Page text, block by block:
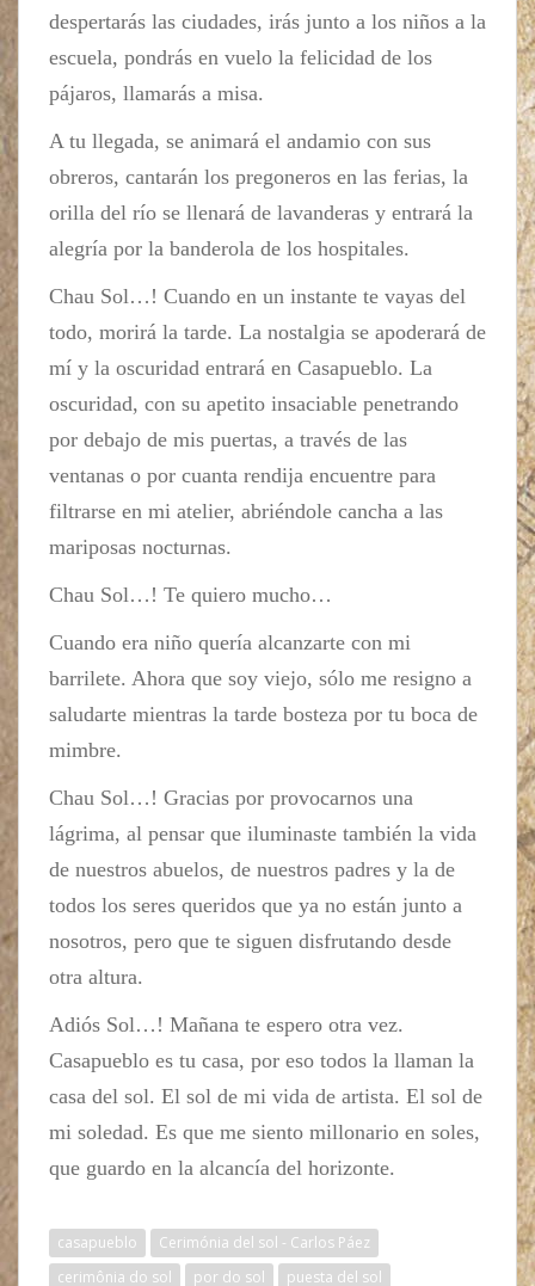
despertarás las ciudades, irás junto a los niños a la
escuela, pondrás en vuelo la felicidad de los
pájaros, llamarás a misa.
A tu llegada, se animará el andamio con sus
obreros, cantarán los pregoneros en las ferias, la
orilla del río se llenará de lavanderas y entrará la
alegría por la banderola de los hospitales.
Chau Sol…! Cuando en un instante te vayas del
todo, morirá la tarde. La nostalgia se apoderará de
mí y la oscuridad entrará en Casapueblo. La
oscuridad, con su apetito insaciable penetrando
por debajo de mis puertas, a través de las
ventanas o por cuanta rendija encuentre para
filtrarse en mi atelier, abriéndole cancha a las
mariposas nocturnas.
Chau Sol…! Te quiero mucho…
Cuando era niño quería alcanzarte con mi
barrilete. Ahora que soy viejo, sólo me resigno a
saludarte mientras la tarde bosteza por tu boca de
mimbre.
Chau Sol…! Gracias por provocarnos una
lágrima, al pensar que iluminaste también la vida
de nuestros abuelos, de nuestros padres y la de
todos los seres queridos que ya no están junto a
nosotros, pero que te siguen disfrutando desde
otra altura.
Adiós Sol…! Mañana te espero otra vez.
Casapueblo es tu casa, por eso todos la llaman la
casa del sol. El sol de mi vida de artista. El sol de
mi soledad. Es que me siento millonario en soles,
que guardo en la alcancía del horizonte.
casapueblo
Cerimónia del sol - Carlos Páez
cerimônia do sol
por do sol puesta del sol